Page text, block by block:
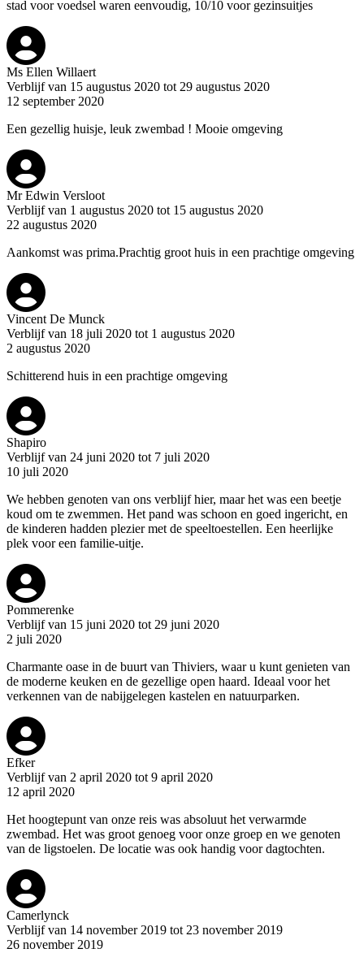
stad voor voedsel waren eenvoudig, 10/10 voor gezinsuitjes
Ms Ellen Willaert
Verblijf van 15 augustus 2020 tot 29 augustus 2020
12 september 2020
Een gezellig huisje, leuk zwembad ! Mooie omgeving
Mr Edwin Versloot
Verblijf van 1 augustus 2020 tot 15 augustus 2020
22 augustus 2020
Aankomst was prima.Prachtig groot huis in een prachtige omgeving
Vincent De Munck
Verblijf van 18 juli 2020 tot 1 augustus 2020
2 augustus 2020
Schitterend huis in een prachtige omgeving
Shapiro
Verblijf van 24 juni 2020 tot 7 juli 2020
10 juli 2020
We hebben genoten van ons verblijf hier, maar het was een beetje
koud om te zwemmen. Het pand was schoon en goed ingericht, en
de kinderen hadden plezier met de speeltoestellen. Een heerlijke
plek voor een familie-uitje.
Pommerenke
Verblijf van 15 juni 2020 tot 29 juni 2020
2 juli 2020
Charmante oase in de buurt van Thiviers, waar u kunt genieten van
de moderne keuken en de gezellige open haard. Ideaal voor het
verkennen van de nabijgelegen kastelen en natuurparken.
Efker
Verblijf van 2 april 2020 tot 9 april 2020
12 april 2020
Het hoogtepunt van onze reis was absoluut het verwarmde
zwembad. Het was groot genoeg voor onze groep en we genoten
van de ligstoelen. De locatie was ook handig voor dagtochten.
Camerlynck
Verblijf van 14 november 2019 tot 23 november 2019
26 november 2019